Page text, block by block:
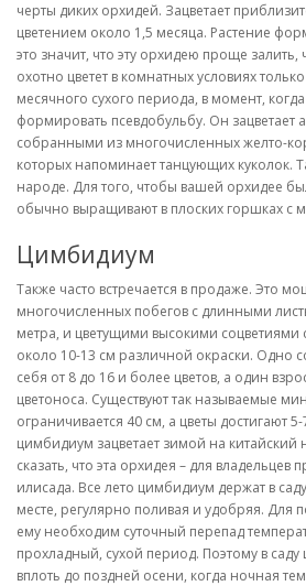
черты диких орхидей. Зацветает
цветением около 1,5 месяца. Растение
это значит, что эту орхидею проще
охотно цветет в комнатных условиях
месячного сухого периода, в момент,
формировать псевдобульбу. Он
собранными из многочисленных желто-
которых напоминает танцующих куколок.
народе. Для того, чтобы вашей орхидее
обычно выращивают в плоских горшках с
Цимбидиум
Также часто встречается в продаже. Это
многочисленных побегов с длинными
метра, и цветущими высокими соцветиями
около 10-13 см различной окраски. Одно
себя от 8 до 16 и более цветов, а один
цветоноса. Существуют так называемые
ограничивается 40 см, а цветы достигают
цимбидиум зацветает зимой на китайский
сказать, что эта орхидея – для владельцев
илисада. Все лето цимбидиум держат в
месте, регулярно поливая и удобряя. Для
ему необходим суточный перепад
прохладный, сухой период. Поэтому в
вплоть до поздней осени, когда ночная